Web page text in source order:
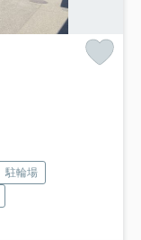
駐輪場